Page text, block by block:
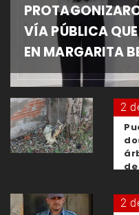
VÍA PÚBLICA
EN MARGARITA
2
2